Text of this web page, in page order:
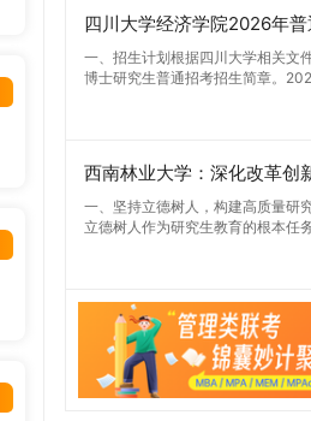
国家战略发展方向，培育具备科学
统掌握学科前沿知识，能胜任高水
领军人才。二、招生安排（一）
（0805）、化学（0703）、电子
（二）招生名额2026年度具体招
读与申请-考核制，将根据考生综
（一）学籍管理联合培养学生学
限按该校研究生学籍管理办法执行
为两个主要阶段：第一阶段于上
学位授予要求的，将获发上海交通
士学位。四、项目特色与支持条件
国家重大科研项目，接触材料领域
台，获得前沿科研训练条件。（二
资深科研人员组成导师团队，提供
一、招生计划根据四川大学相关文
博士研究生普通招考招生简章。
招生计划详见学院官网发布的《
报名情况进行适当调整。除国家专
的比例原则上不超过总计划的5%
年限内须全脱产在校学习。二、
拥护中国共产党的领导，品德良好
具备较强的科研能力，并展现出
中一份必须由报考导师出具。4.以
须同时符合以下两项要求：①以第
表期刊文章，其中至少1篇为A级、
大学哲学社会科学期刊与应用成
完成人获得省部级二等奖及以上科
一、坚持立德树人，构建高质量研
立德树人作为研究生教育的根本任
引领研究生思想政治教育，修订并
立德才兼备、科技报国的远大志向
进个人成长与国家战略需求深度融
加强研究生教育管理工作的实施意
信与学术道德教育，弘扬科学精神
通过德育铸魂、智育启智、体育